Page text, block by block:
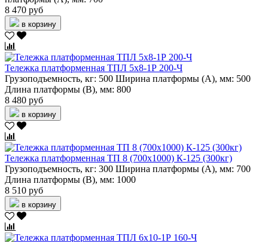
8 470 руб
в корзину
Тележка платформенная ТПЛ 5х8-1Р 200-Ч
Грузоподъемность, кг: 500 Ширина платформы (А), мм: 500
Длина платформы (В), мм: 800
8 480 руб
в корзину
Тележка платформенная ТП 8 (700х1000) К-125 (300кг)
Грузоподъемность, кг: 300 Ширина платформы (А), мм: 700
Длина платформы (В), мм: 1000
8 510 руб
в корзину